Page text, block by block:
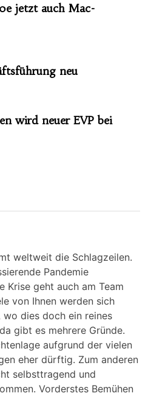
jetzt auch Mac-
neu
wird neuer EVP bei
weltweit die Schlagzeilen.
Pandemie
Krise geht auch am Team
von Ihnen werden sich
dies doch ein reines
gibt es mehrere Gründe.
aufgrund der vielen
eher dürftig. Zum anderen
selbsttragend und
Vorderstes Bemühen